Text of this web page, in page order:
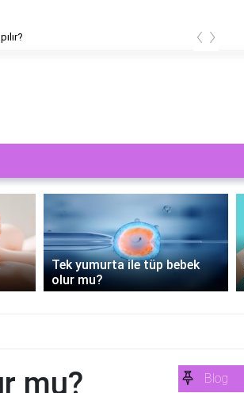
‹ ›
PRP Tedavisi Tüp Bebek
Sürecine Yenilik Getiriyor:
Nasıl Yapılır?
mu? Blog